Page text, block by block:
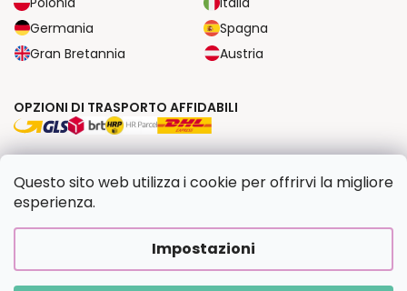
Questo sito web utilizza i cookie per offrirvi la migliore
esperienza.
Impostazioni
Germania
Spagna
Gran Bretannia
Austria
OPZIONI DI TRASPORTO AFFIDABILI
Creato da Shoptet Premium|UpraviloFV STUDIO
Copyright 2026Dipingilo.it. Tutti i diritti riservati.